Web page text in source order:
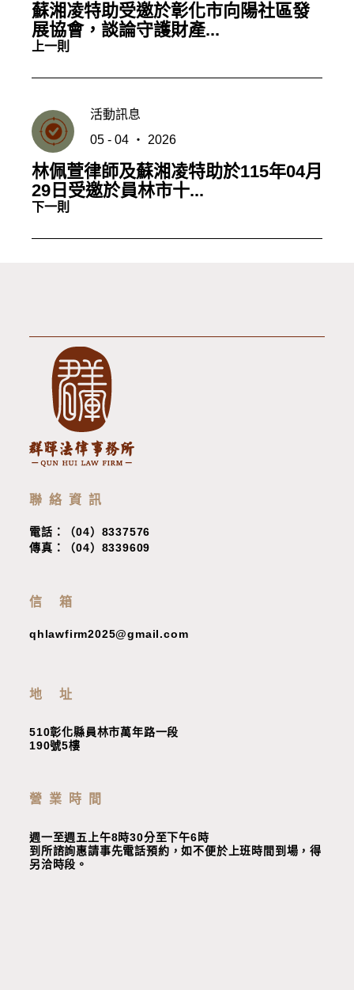
蘇湘凌特助受邀於彰化市向陽社區發
展協會，談論守護財產...
上一則
活動訊息
05 - 04 ‧ 2026
林佩萱律師及蘇湘凌特助於115年04月
29日受邀於員林市十...
下一則
聯絡資訊
電話：（04）8337576
傳真：（04）8339609
信 箱
qhlawfirm2025@gmail.com
地 址
510彰化縣員林市萬年路一段
190號5樓
營業時間
週一至週五上午8時30分至下午6時
到所諮詢惠請事先電話預約，如不便於上班時間到場，得
另洽時段 。